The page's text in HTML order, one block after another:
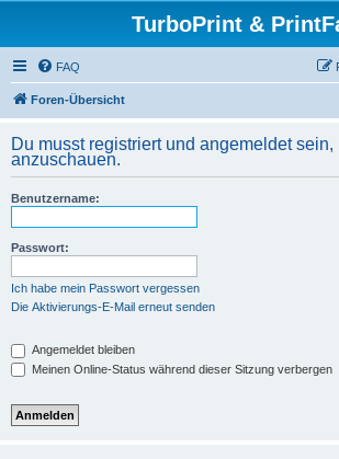
TurboPrint &
FAQ
Foren-Übersicht
Du musst registriert und angemeldet sein,
anzuschauen.
Benutzername:
Passwort:
Ich habe mein Passwort vergessen
Die Aktivierungs-E-Mail erneut senden
Angemeldet bleiben
Meinen Online-Status während dieser Sitzung verbergen